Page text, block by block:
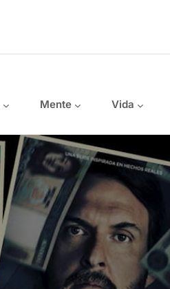
Mente Vida